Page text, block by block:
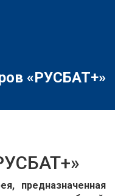
«РУСБАТ+»
предназначенная